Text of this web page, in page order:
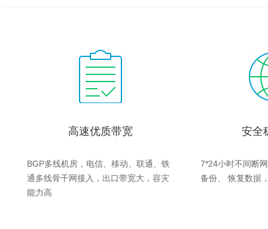
高速优质带宽
BGP多线机房，电信、移动、联通、铁
通多线骨干网接入，出口带宽大，容灾
能力高
安全
7*24小时不间断
备份、 恢复数据